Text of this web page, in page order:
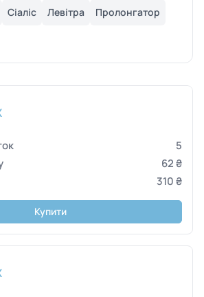
Сіаліс Левітра
Пролонгатор
5
62 ₴
310 ₴
Купити